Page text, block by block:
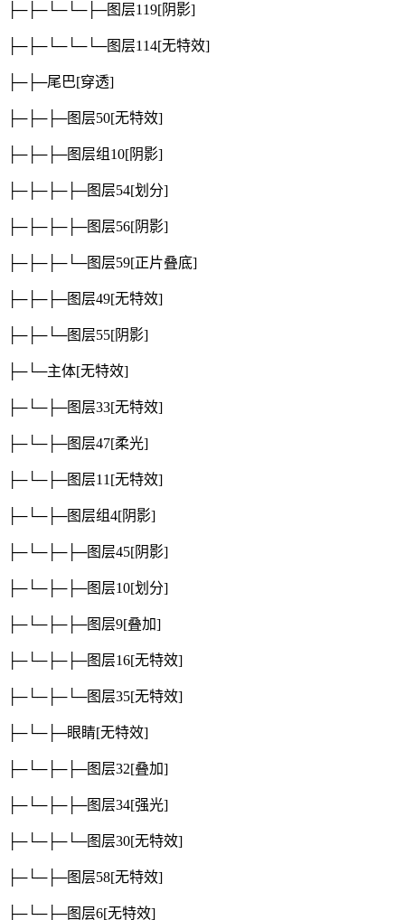
├─├─└─└─├─图层119[阴影]
├─├─└─└─└─图层114[无特效]
├─├─尾巴[穿透]
├─├─├─图层50[无特效]
├─├─├─图层组10[阴影]
├─├─├─├─图层54[划分]
├─├─├─├─图层56[阴影]
├─├─├─└─图层59[正片叠底]
├─├─├─图层49[无特效]
├─├─└─图层55[阴影]
├─└─主体[无特效]
├─└─├─图层33[无特效]
├─└─├─图层47[柔光]
├─└─├─图层11[无特效]
├─└─├─图层组4[阴影]
├─└─├─├─图层45[阴影]
├─└─├─├─图层10[划分]
├─└─├─├─图层9[叠加]
├─└─├─├─图层16[无特效]
├─└─├─└─图层35[无特效]
├─└─├─眼睛[无特效]
├─└─├─├─图层32[叠加]
├─└─├─├─图层34[强光]
├─└─├─└─图层30[无特效]
├─└─├─图层58[无特效]
├─└─├─图层6[无特效]